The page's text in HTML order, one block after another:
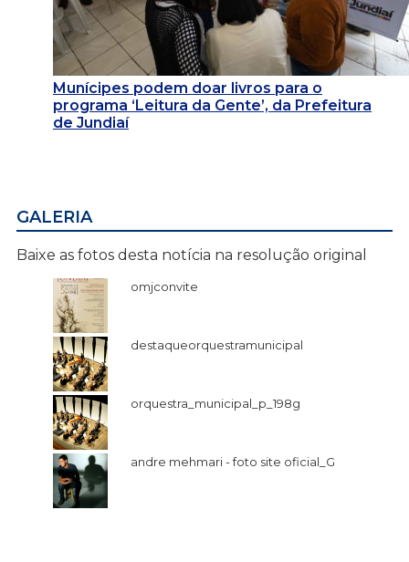
Munícipes podem doar livros para o
programa ‘Leitura da Gente’, da Prefeitura
de Jundiaí
GALERIA
Baixe as fotos desta notícia na resolução original
omjconvite
destaqueorquestramunicipal
orquestra_municipal_p_198g
andre mehmari - foto site oficial_G